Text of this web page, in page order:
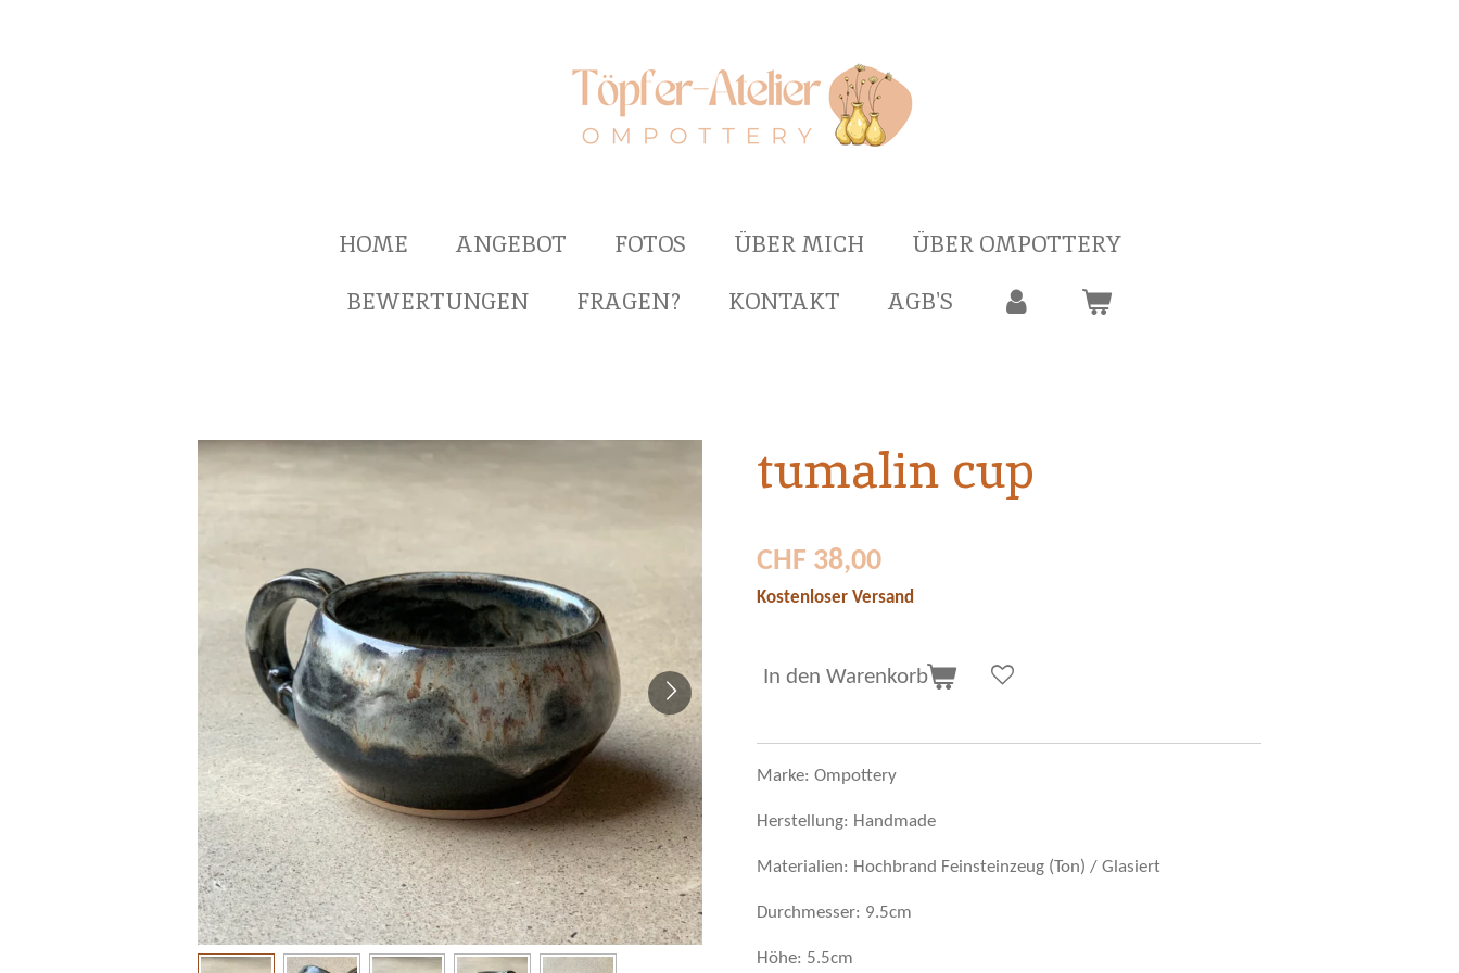
HOME ANGEBOT FOTOS ÜBER MICH
ÜBER OMPOTTERY
BEWERTUNGEN
FRAGEN? KONTAKT AGB'S
tumalin cup
CHF 38,00
Kostenloser Versand
In den Warenkorb
Marke: Ompottery
Herstellung: Handmade
Materialien: Hochbrand Feinsteinzeug (Ton) / Glasiert
Durchmesser: 9.5cm
Höhe: 5.5cm